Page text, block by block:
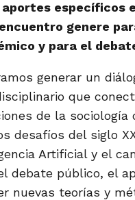
aportes específicos
genere
y para el
generar un
que
de la sociología
desafíos del siglo
Artificial y el
debate público, el
nuevas teorías y